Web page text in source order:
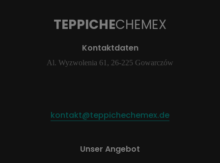
TEPPICHECHEMEX
Kontaktdaten
Al. Wyzwolenia 61, 26-225 Gowarczów
kontakt@teppichechemex.de
Unser Angebot